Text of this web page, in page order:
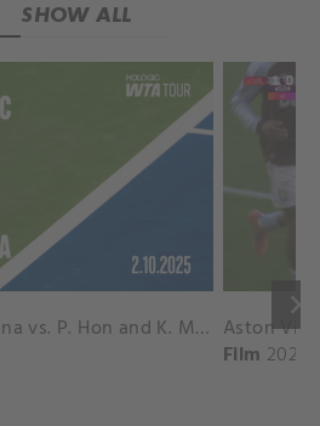
SHOW ALL
keyboard_arrow_right
A. Krunic and A. Danilina vs. P. Hon and K. Muchova Match Highlights - BEIJING_Capital Group Diamond ( October 02, 2025)
Film 2026